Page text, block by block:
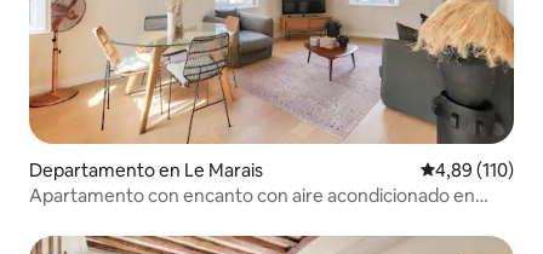
Departamento en Le Marais Calificación
4,89 (110)
Apartamento con encanto con aire acondicionado en